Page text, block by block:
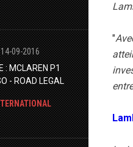
14-09-2016
: MCLAREN P1
- ROAD LEGAL
"